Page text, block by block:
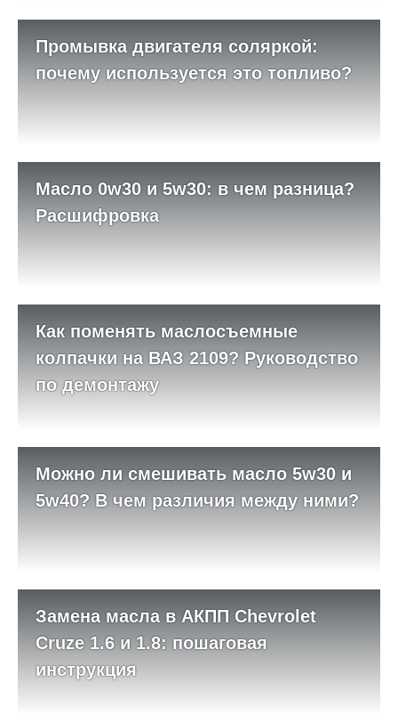
Промывка двигателя соляркой:
почему используется это топливо?
Масло 0w30 и 5w30: в чем разница?
Расшифровка
Как поменять маслосъемные
колпачки на ВАЗ 2109? Руководство
по демонтажу
Можно ли смешивать масло 5w30 и
5w40? В чем различия между ними?
Замена масла в АКПП Chevrolet
Cruze 1.6 и 1.8: пошаговая
инструкция